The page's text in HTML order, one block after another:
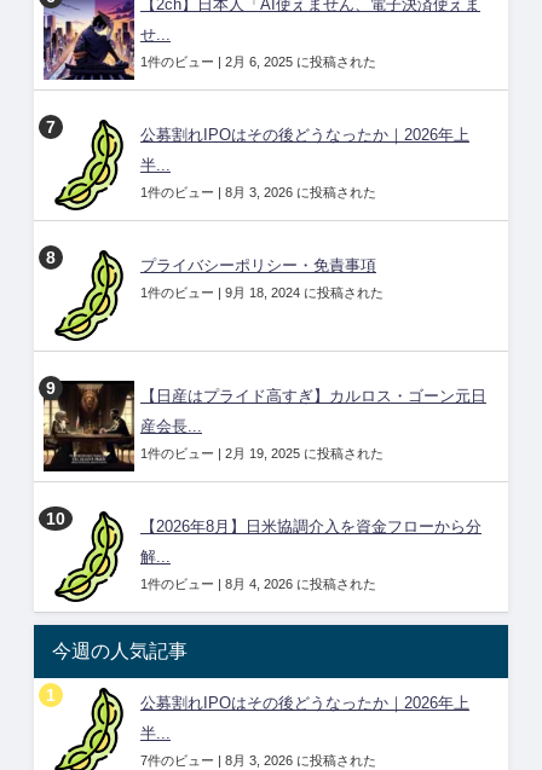
【2ch】日本人「AI使えません、電子決済使えま
せ...
1件のビュー | 2月 6, 2025 に投稿された
公募割れIPOはその後どうなったか｜2026年上
半...
1件のビュー | 8月 3, 2026 に投稿された
プライバシーポリシー・免責事項
1件のビュー | 9月 18, 2024 に投稿された
【日産はプライド高すぎ】カルロス・ゴーン元日
産会長...
1件のビュー | 2月 19, 2025 に投稿された
【2026年8月】日米協調介入を資金フローから分
解...
1件のビュー | 8月 4, 2026 に投稿された
今週の人気記事
公募割れIPOはその後どうなったか｜2026年上
半...
7件のビュー | 8月 3, 2026 に投稿された